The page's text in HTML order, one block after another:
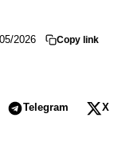
2026 Copy link
Telegram X